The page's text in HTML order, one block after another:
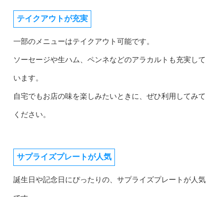
テイクアウトが充実
一部のメニューはテイクアウト可能です。
ソーセージや生ハム、ペンネなどのアラカルトも充実して
います。
自宅でもお店の味を楽しみたいときに、ぜひ利用してみて
ください。
サプライズプレートが人気
誕生日や記念日にぴったりの、サプライズプレートが人気